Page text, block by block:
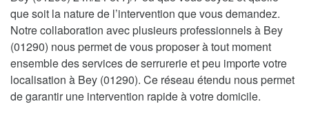
que soit la nature de l’intervention que vous demandez.
Notre collaboration avec plusieurs professionnels à Bey
(01290) nous permet de vous proposer à tout moment
ensemble des services de serrurerie et peu importe votre
localisation à Bey (01290). Ce réseau étendu nous permet
de garantir une intervention rapide à votre domicile.